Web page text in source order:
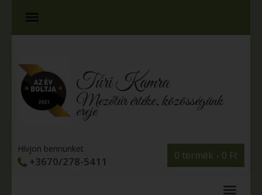
Túri Kamra
Mezőtúr értéke, közösségünk
ereje
0 termék - 0 Ft
Hívjon bennünket
+3670/278-5411